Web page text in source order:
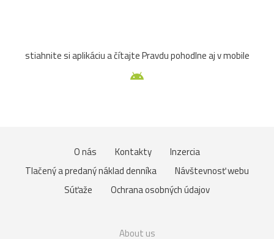
stiahnite si aplikáciu a čítajte Pravdu pohodlne aj v mobile
O nás Kontakty
Inzercia
Tlačený a predaný náklad denníka
Návštevnosť webu
Súťaže
Ochrana osobných údajov
About us